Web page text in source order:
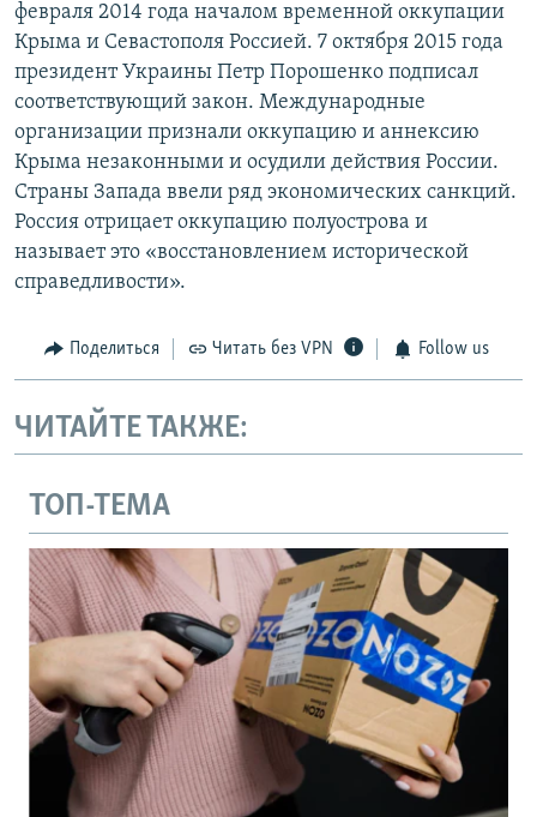
февраля 2014 года началом временной оккупации
Крыма и Севастополя Россией. 7 октября 2015 года
президент Украины Петр Порошенко подписал
соответствующий закон. Международные
организации признали оккупацию и аннексию
Крыма незаконными и осудили действия России.
Страны Запада ввели ряд экономических санкций.
Россия отрицает оккупацию полуострова и
называет это «восстановлением исторической
справедливости».
Поделиться Читать без VPN Follow us
ЧИТАЙТЕ ТАКЖЕ:
ТОП-ТЕМА